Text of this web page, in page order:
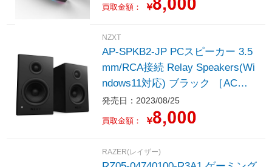
買取金額： ￥
NZXT
AP-SPKB2-JP PCスピーカー 3.5
mm/RCA接続 Relay Speakers(Wi
ndows11対応) ブラック ［AC電
源 /2.0ch］
発売日：2023/08/25
買取金額： ￥
RAZER(レイザー)